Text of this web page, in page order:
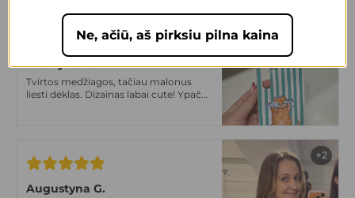
Anonymous
Tvirtos medžiagos, tačiau malonus
liesti dėklas. Dizainas labai cute! Ypač
Augustyna G.
+2
Ne, ačiū, aš pirksiu pilna kaina